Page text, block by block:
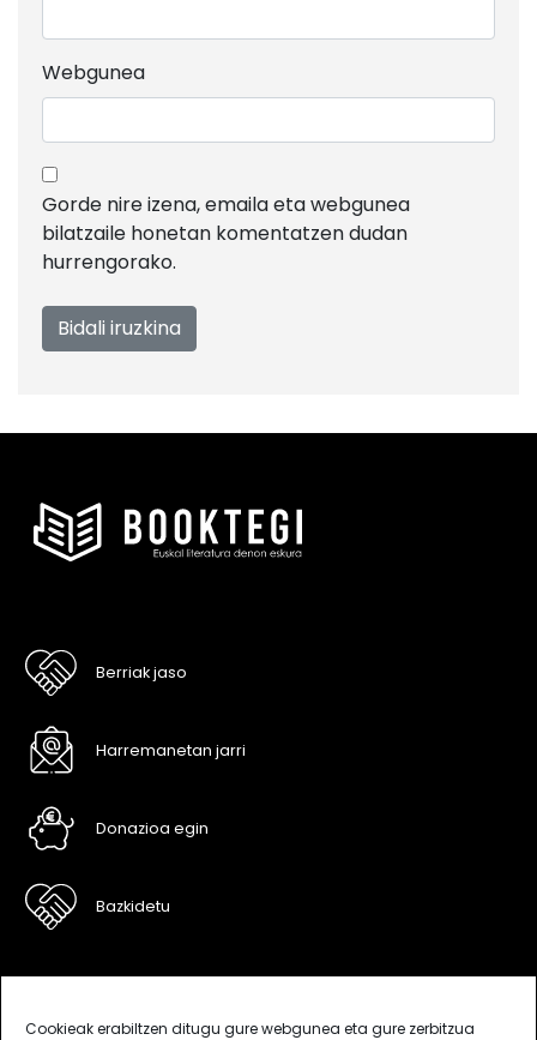
Cookieak erabiltzen ditugu gure webgunea eta gure zerbitzua
Webgunea
Gorde nire izena, emaila eta webgunea
bilatzaile honetan komentatzen dudan
hurrengorako.
Berriak jaso
Harremanetan jarri
Donazioa egin
Bazkidetu